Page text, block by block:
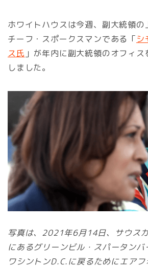
ホワイトハウスは今週、副大統領の
チーフ・スポークスマンである「シ
ス氏 」が年内に副大統領のオフィ
しました。
写真は、2021年6月14日、サウス
にあるグリーンビル・スパータンバ
ワシントンD.C.に戻るためにエア